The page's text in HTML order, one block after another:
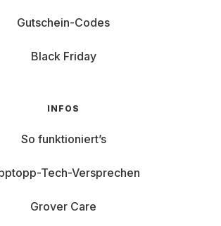
Gutschein-Codes
Black Friday
INFOS
So funktioniert’s
Tech-Versprechen
Grover Care